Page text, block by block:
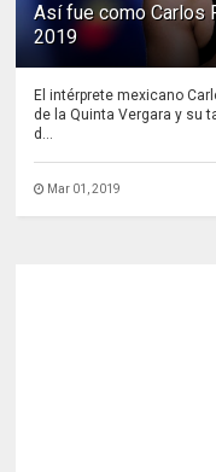
Así fue como Carlos
2019
El intérprete mexicano
de la Quinta Vergara y su
d...
Mar 01, 2019